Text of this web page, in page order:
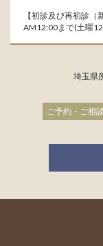
【初診及び再初診（
AM12:00まで(土曜
埼玉県
ご予約・ご相談